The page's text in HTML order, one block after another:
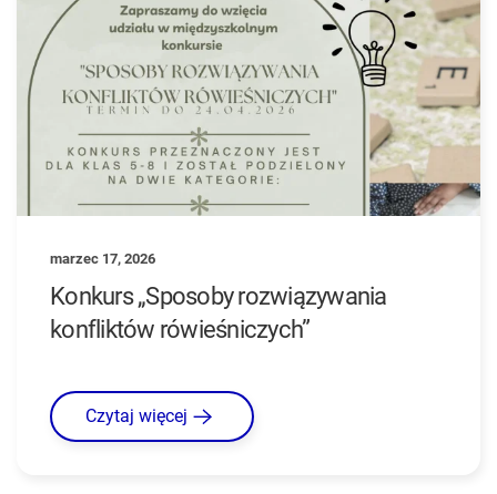
marzec 17, 2026
Konkurs „Sposoby rozwiązywania
konfliktów rówieśniczych”
Czytaj więcej